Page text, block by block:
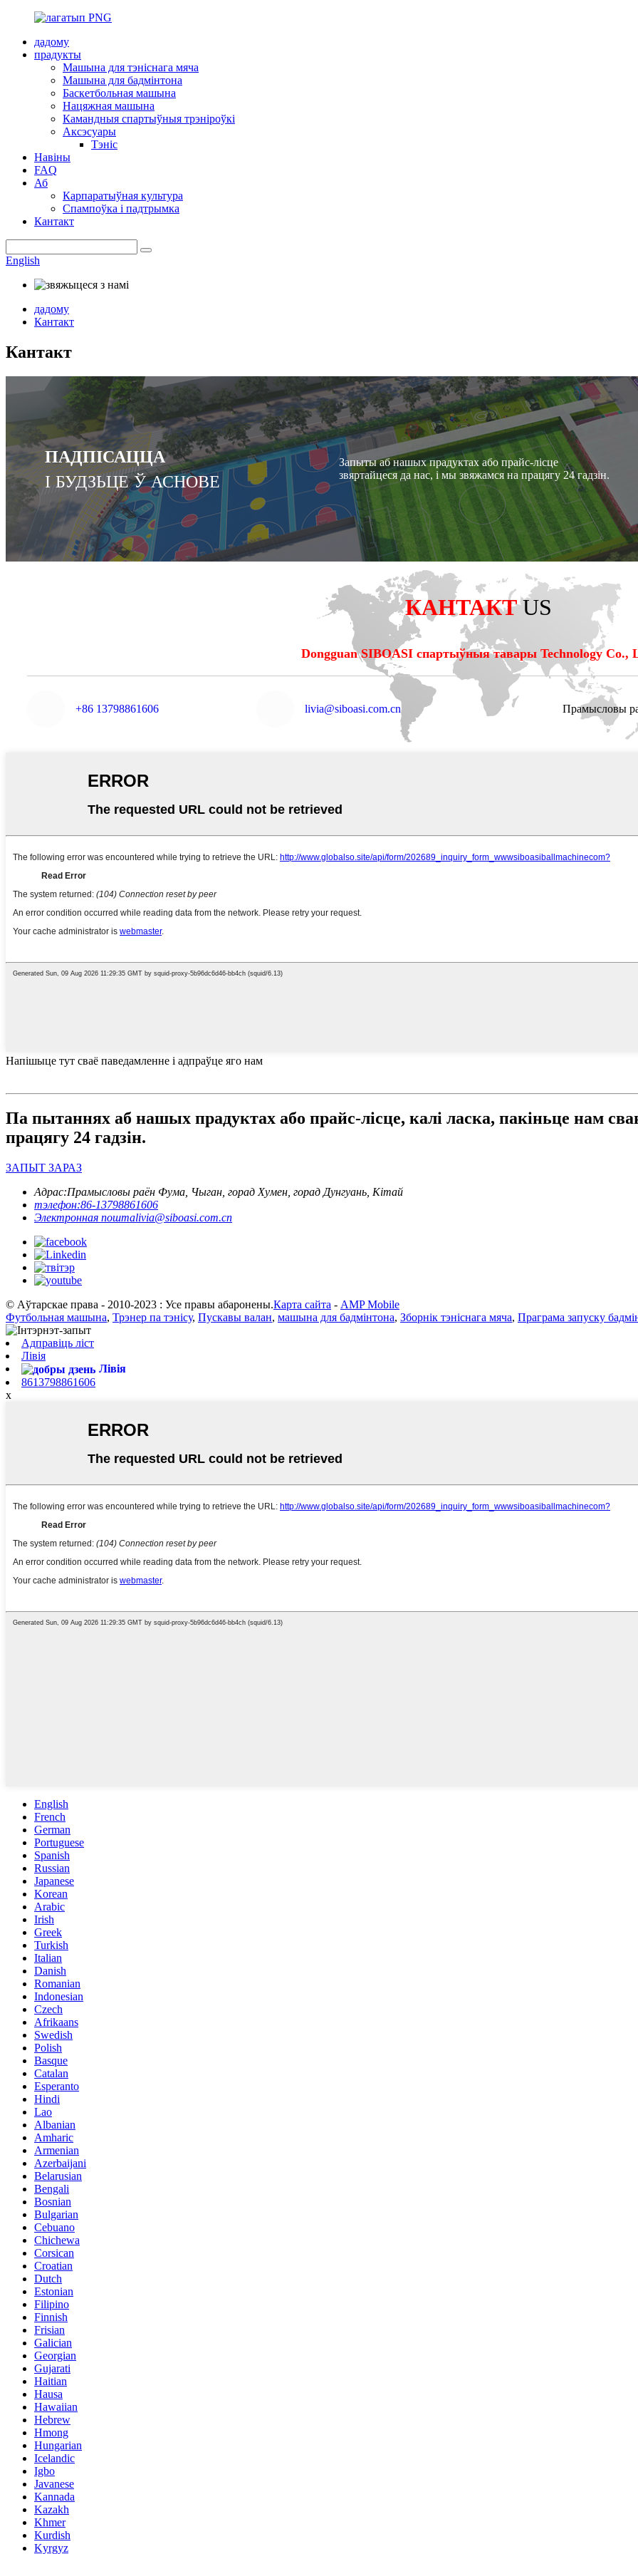
дадому
прадукты
Машына для тэніснага мяча
Машына для бадмінтона
Баскетбольная машына
Нацяжная машына
Камандныя спартыўныя трэніроўкі
Аксэсуары
Тэніс
Навіны
FAQ
Аб
Карпаратыўная культура
Спампоўка і падтрымка
Кантакт
English
дадому
Кантакт
Кантакт
ПАДПІСАЦЦА
І БУДЗЬЦЕ Ў АСНОВЕ
Запыты аб нашых прадуктах або прайс-лісце
звяртайцеся да нас, і мы звяжамся на працягу 24 гадзін.
КАНТАКТ US
Dongguan SIBOASI спартыўныя тавары Technology Co.,
+86 13798861606 livia@siboasi.com.cn Прамысловы
Напішыце тут сваё паведамленне і адпраўце яго нам
Па пытаннях аб нашых прадуктах або прайс-лісце, калі ласка, пакіньце нам
працягу 24 гадзін.
ЗАПЫТ ЗАРАЗ
Адрас:Прамысловы раён Фума, Чыган, горад Хумен, горад Дунгуань, Кітай
тэлефон:86-13798861606
Электронная поштаlivia@siboasi.com.cn
© Аўтарскае права - 2010-2023 : Усе правы абаронены.Карта сайта - AMP Mobile
Футбольная машына, Трэнер па тэнісу, Пускавы валан, машына для бадмінтона, Зборнік тэніснага мяча, Праграма запуску
Адправіць ліст
Лівія
Лівія
8613798861606
x
English
French
German
Portuguese
Spanish
Russian
Japanese
Korean
Arabic
Irish
Greek
Turkish
Italian
Danish
Romanian
Indonesian
Czech
Afrikaans
Swedish
Polish
Basque
Catalan
Esperanto
Hindi
Lao
Albanian
Amharic
Armenian
Azerbaijani
Belarusian
Bengali
Bosnian
Bulgarian
Cebuano
Chichewa
Corsican
Croatian
Dutch
Estonian
Filipino
Finnish
Frisian
Galician
Georgian
Gujarati
Haitian
Hausa
Hawaiian
Hebrew
Hmong
Hungarian
Icelandic
Igbo
Javanese
Kannada
Kazakh
Khmer
Kurdish
Kyrgyz